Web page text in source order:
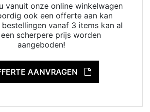
vanuit onze online winkelwagen
ook een offerte aan kan
bestellingen vanaf 3 items kan al
scherpere prijs worden
aangeboden!
AANVRAGEN